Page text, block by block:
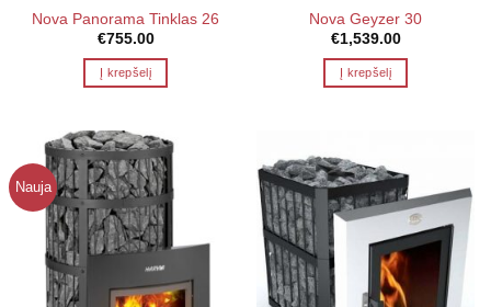
Nova Panorama Tinklas 26
€755.00
Į krepšelį
Nova Geyzer 30
€1,539.00
Į krepšelį
Nauja